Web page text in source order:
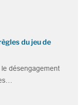
du jeu de
désengagement